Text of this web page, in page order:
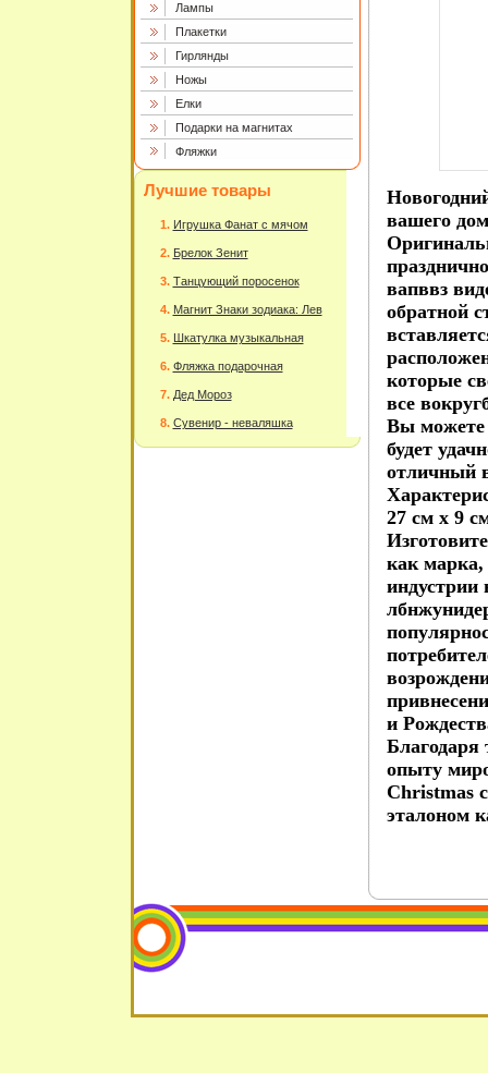
Лампы
Плакетки
Гирлянды
Ножы
Елки
Подарки на магнитах
Фляжки
Лучшие товары
Игрушка Фанат с мячом
Брелок Зенит
Танцующий поросенок
Магнит Знаки зодиака: Лев
Шкатулка музыкальная
Фляжка подарочная
Дед Мороз
Сувенир - неваляшка
вашего
вапввз
обратной
которые
все
Вы можете
будет
отличный
27 см х 9
как марка,
индустрии
и
Благодаря
опыту
Christmas
эталоном